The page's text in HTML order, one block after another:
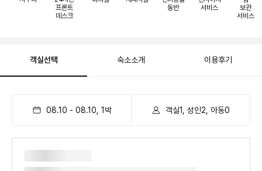
프론트
데스크
동반
서비스
보관
서비스
객실선택 숙소소개 이용후기
08.10 - 08.10 1 박 객실1, 성인2, 아동0